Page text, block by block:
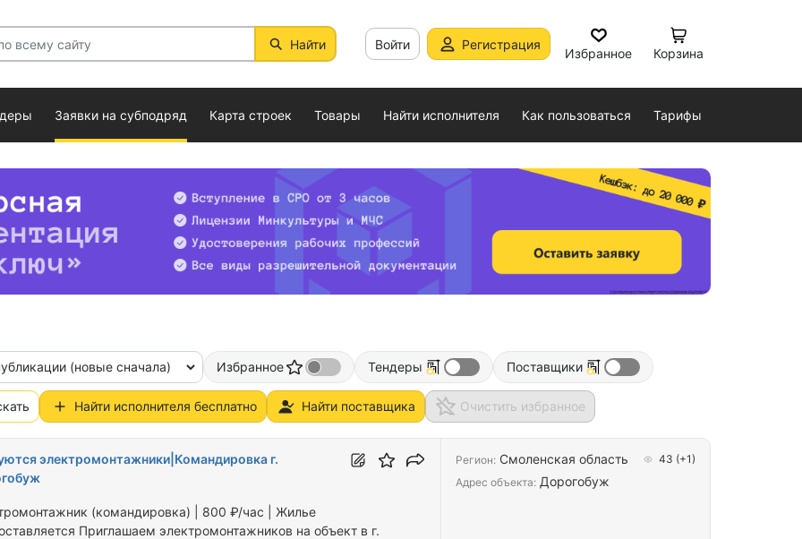
Найти Войти Регистрация
Избранное Корзина
Заявки на субподряд Карта строек Товары Найти исполнителя Как пользоваться Тарифы
(новые сначала) Избранное Тендеры Поставщики
Найти исполнителя бесплатно Найти поставщика Очистить избранное
электромонтажники|Командировка г.
(командировка) | 800 ₽/час | Жилье
Приглашаем электромонтажников на объект в г.
Регион: Смоленская область 43 (+1)
Адрес объекта: Дорогобуж